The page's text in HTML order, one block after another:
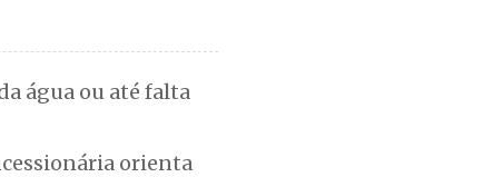
água ou até falta
orienta